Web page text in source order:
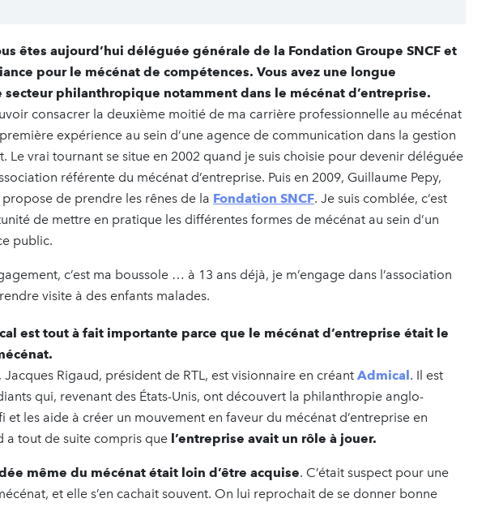
êtes aujourd’hui déléguée générale de la Fondation Groupe SNCF et
pour le mécénat de compétences. Vous avez une longue
philanthropique notamment dans le mécénat d’entreprise.
consacrer la deuxième moitié de ma carrière professionnelle au mécénat
expérience au sein d’une agence de communication dans la gestion
Le vrai tournant se situe en 2002 quand je suis choisie pour devenir déléguée
référente du mécénat d’entreprise. Puis en 2009, Guillaume Pepy,
de prendre les rênes de la Fondation SNCF. Je suis comblée, c’est
de mettre en pratique les différentes formes de mécénat au sein d’un
public.
c’est ma boussole … à 13 ans déjà, je m’engage dans l’association
visite à des enfants malades.
est tout à fait importante parce que le mécénat d’entreprise était le
Rigaud, président de RTL, est visionnaire en créant Admical. Il est
qui, revenant des États-Unis, ont découvert la philanthropie anglo-
et les aide à créer un mouvement en faveur du mécénat d’entreprise en
a tout de suite compris que l’entreprise avait un rôle à jouer.
même du mécénat était loin d’être acquise. C’était suspect pour une
et elle s’en cachait souvent. On lui reprochait de se donner bonne